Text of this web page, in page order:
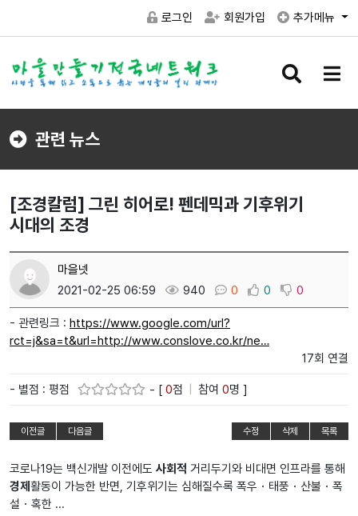
로그인 회원가입 추가메뉴
검
버
메
버
관련 뉴스
[조경칼럼] 그린 히어로! 펜데믹과 기후위기
시대의 조경
마을넷
2021-02-25 06:59
940 0 0 0
- 관련링크 : https://www.google.com/url?
rct=j&sa=t&url=http://www.conslove.co.kr/ne…
17회 연결
- 별점 : 평점 - [ 0점 참여 0명 ]
이전글 다음글 수정 삭제 목록
코로나19는 백신개발 이전에도 사회적 거리두기와 비대면 인프라를 통해
경제 활동이 가능한 반면, 기후위기는 심해질수록 폭우・태풍・산불・폭
설・혹한 ...